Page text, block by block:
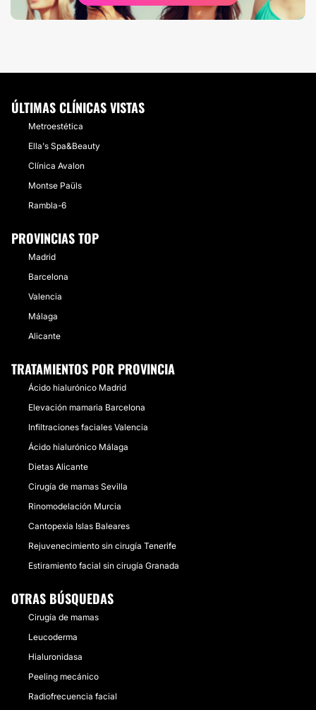
ÚLTIMAS CLÍNICAS VISTAS
Metroestética
Ella's Spa&Beauty
Clínica Avalon
Montse Paüls
Rambla-6
PROVINCIAS TOP
Madrid
Barcelona
Valencia
Málaga
Alicante
TRATAMIENTOS POR PROVINCIA
Ácido hialurónico Madrid
Elevación mamaria Barcelona
Infiltraciones faciales Valencia
Ácido hialurónico Málaga
Dietas Alicante
Cirugía de mamas Sevilla
Rinomodelación Murcia
Cantopexia Islas Baleares
Rejuvenecimiento sin cirugía Tenerife
Estiramiento facial sin cirugía Granada
OTRAS BÚSQUEDAS
Cirugía de mamas
Leucoderma
Hialuronidasa
Peeling mecánico
Radiofrecuencia facial